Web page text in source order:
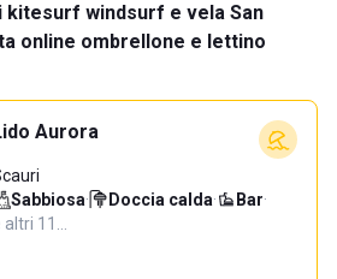
kitesurf windsurf e vela San
online ombrellone e lettino
Aurora
Sabbiosa· Doccia calda· Bar·
altri 11…